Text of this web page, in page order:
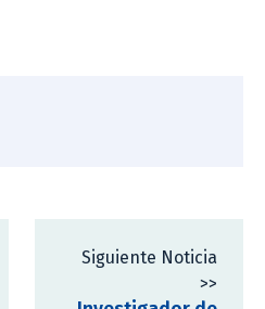
Siguiente Noticia
>>